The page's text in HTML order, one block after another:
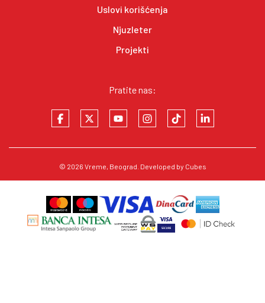
Uslovi korišćenja
Njuzleter
Projekti
Pratite nas:
© 2026 Vreme, Beograd. Developed by Cubes